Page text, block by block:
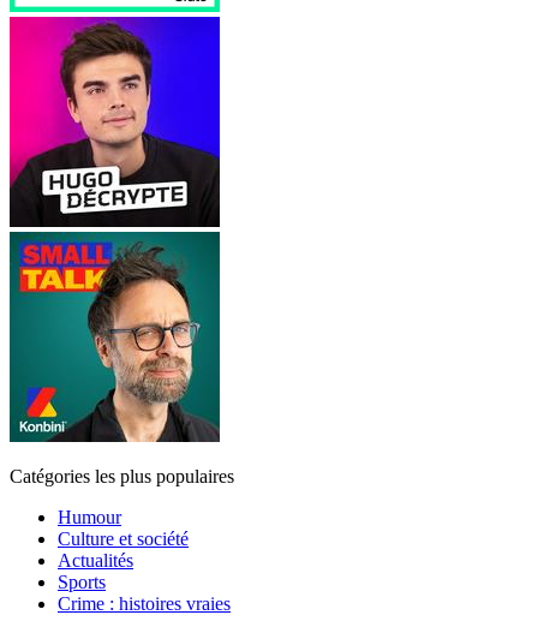
Catégories les plus populaires
Humour
Culture et société
Actualités
Sports
Crime : histoires vraies